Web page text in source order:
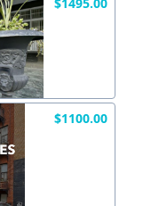
$1100.00